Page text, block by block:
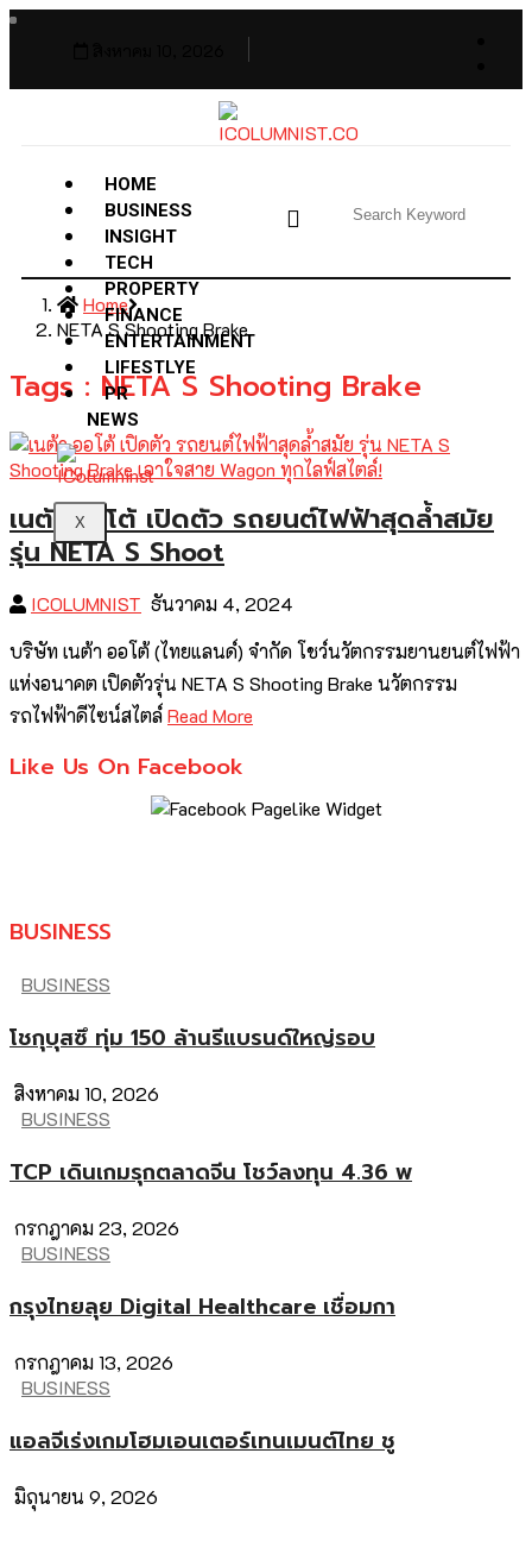
HOME
BUSINESS
INSIGHT
TECH
PROPERTY
FINANCE
ENTERTAINMENT
LIFESTLYE
PR
NEWS
X
Home
NETA S Shooting Brake
Tags : NETA S Shooting Brake
เนต้า ออโต้ เปิดตัว รถยนต์ไฟฟ้าสุดล้ำสมัย
รุ่น NETA S Shoot
ICOLUMNIST ธันวาคม 4, 2024
บริษัท เนต้า ออโต้ (ไทยแลนด์) จำกัด โชว์นวัตกรรมยานยนต์ไฟฟ้า
แห่งอนาคต เปิดตัวรุ่น NETA S Shooting Brake นวัตกรรม
รถไฟฟ้าดีไซน์สไตล์Read More
Like Us On Facebook
BUSINESS
BUSINESS
โชกุบุสซึ ทุ่ม 150 ล้านรีแบรนด์ใหญ่รอบ
สิงหาคม 10, 2026
BUSINESS
TCP เดินเกมรุกตลาดจีน โชว์ลงทุน 4.36 พ
กรกฎาคม 23, 2026
BUSINESS
กรุงไทยลุย Digital Healthcare เชื่อมกา
กรกฎาคม 13, 2026
BUSINESS
แอลจีเร่งเกมโฮมเอนเตอร์เทนเมนต์ไทย ชู
มิถุนายน 9, 2026